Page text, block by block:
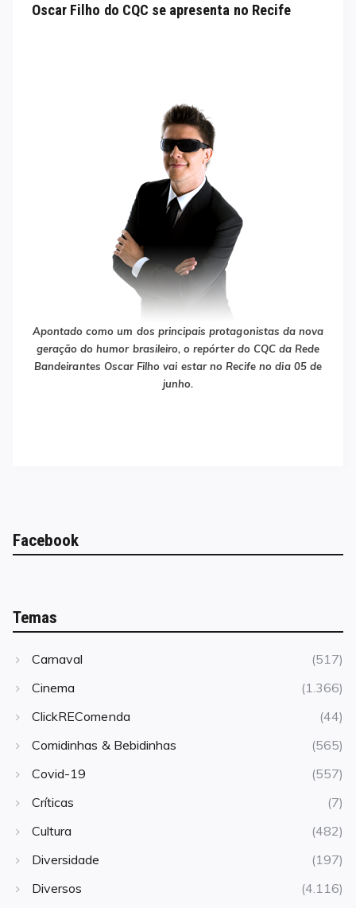
Oscar Filho do CQC se apresenta no Recife
Apontado como um dos principais protagonistas da nova
geração do humor brasileiro, o repórter do CQC da Rede
Bandeirantes Oscar Filho vai estar no Recife no dia 05 de
junho.
Facebook
Temas
Carnaval
(517)
Cinema
(1.366)
ClickREComenda
(44)
Comidinhas & Bebidinhas
(565)
Covid-19
(557)
Críticas
(7)
Cultura
(482)
Diversidade
(197)
Diversos
(4.116)